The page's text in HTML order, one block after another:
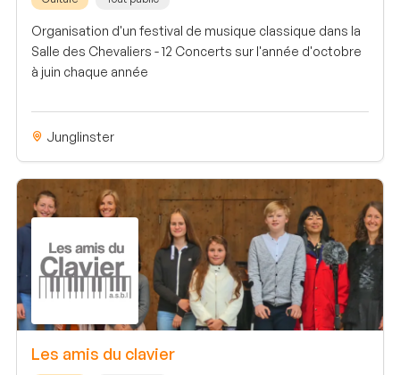
Organisation d'un festival de musique classique dans la
Salle des Chevaliers - 12 Concerts sur l'année d'octobre
à juin chaque année
Junglinster
Les amis du clavier